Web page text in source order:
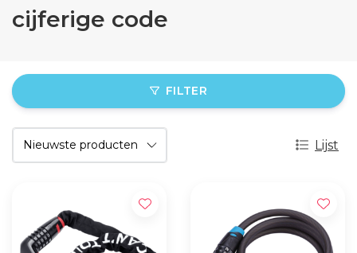
cijferige code
FILTER
Lijst